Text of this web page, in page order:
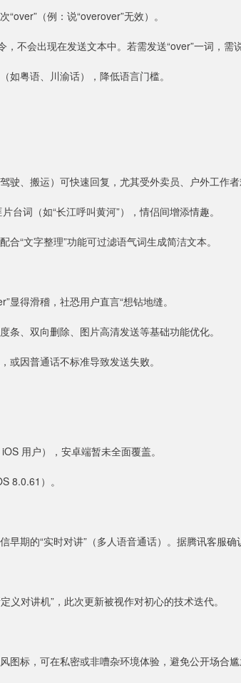
（例：说“overover”无效）。
不会出现在发送文本中。若需发送“over”一词，需
如粤语、川渝话），降低语言门槛。
驶、搬运）可快速回复，尤其受外卖员、户外工作者
台词（如“长江呼叫黄河”），情侣间增添情趣。
“文字整理”功能可过滤语气词生成简洁文本。
显得滑稽，社恐用户直言“想钻地缝。
条、双向删除、图片高清发送等基础功能优化。
或因普通话不标准导致发送失败。
用户），安卓端暂未全面覆盖。
8.0.61）。
早期的“实时对讲”（多人语音通话）。据腾讯客服确
义对讲机”，此次更新被视作对初心的技术迭代。
图标，可在私密或非嘈杂环境体验，避免公开场合尴